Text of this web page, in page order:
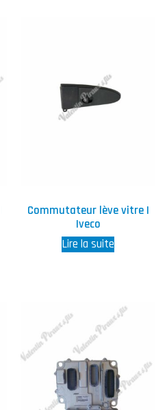
Commutateur lève vitre |
Iveco
Lire la suite